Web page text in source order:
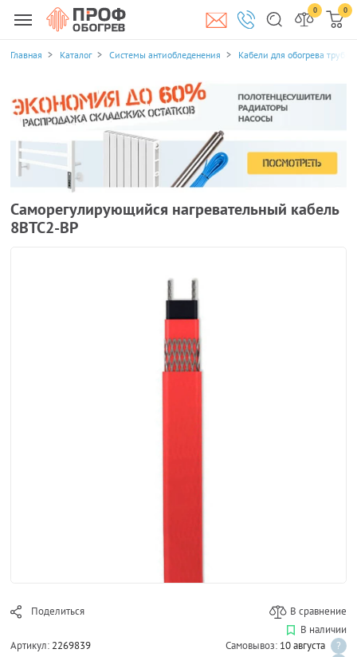
0 0
Главная Каталог Системы антиобледенения Кабели для обогрева
Саморегулирующийся нагревательный кабель
8ВТС2-ВР
Поделиться В сравнение
Артикул: 2269839
В наличии
Самовывоз: 10 августа
?